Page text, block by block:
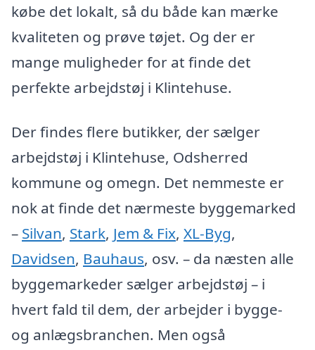
købe det lokalt, så du både kan mærke
kvaliteten og prøve tøjet. Og der er
mange muligheder for at finde det
perfekte arbejdstøj i Klintehuse.
Der findes flere butikker, der sælger
arbejdstøj i Klintehuse, Odsherred
kommune og omegn. Det nemmeste er
nok at finde det nærmeste byggemarked
– Silvan, Stark, Jem & Fix, XL-Byg,
Davidsen, Bauhaus, osv. – da næsten alle
byggemarkeder sælger arbejdstøj – i
hvert fald til dem, der arbejder i bygge-
og anlægsbranchen. Men også